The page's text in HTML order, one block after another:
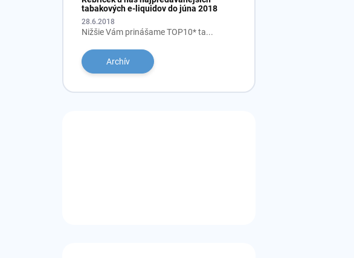
tabakových e-liquidov do júna 2018
28.6.2018
Nižšie Vám prinášame TOP10* ta...
Archív